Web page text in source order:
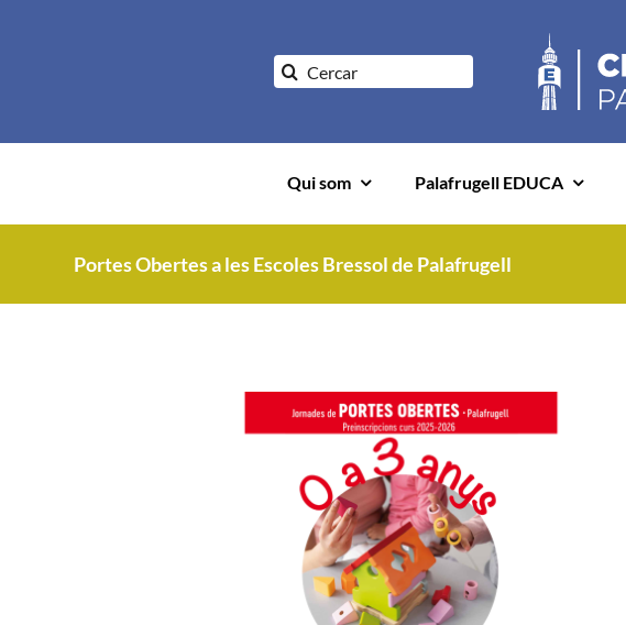
Buscar:
Qui som Palafrugell EDUCA
Portes Obertes a les Escoles Bressol de Palafrugell